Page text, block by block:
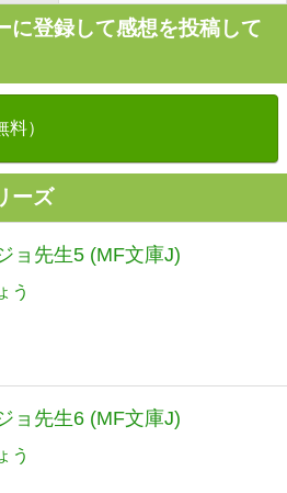
に登録して感想を投稿して
）
ーズ
ョ先生5 (MF文庫J)
う
ョ先生6 (MF文庫J)
う